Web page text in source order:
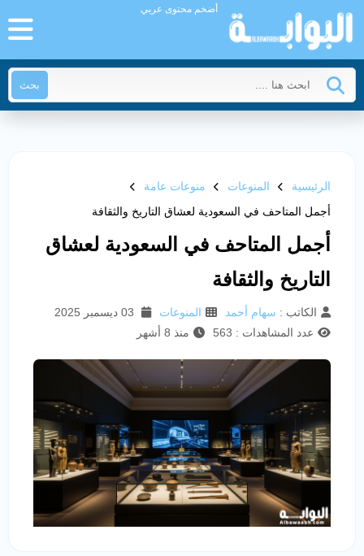
أضخم محتوى عربي
بحث
الرئيسية المنوعات
منوعات عامة
أجمل المتاحف في السعودية لعشاق التاريخ والثقافة
أجمل المتاحف في السعودية لعشاق
التاريخ والثقافة
الكاتب : سهام أحمد المنوعات
عدد المشاهدات : 563
منذ 8 أشهر